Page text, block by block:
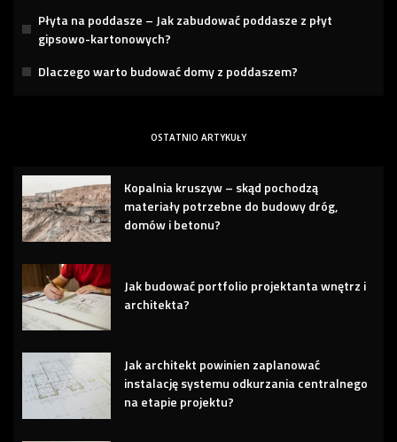
Płyta na poddasze – Jak zabudować poddasze z płyt
gipsowo-kartonowych?
Dlaczego warto budować domy z poddaszem?
OSTATNIO ARTYKUŁY
Kopalnia kruszyw – skąd pochodzą
materiały potrzebne do budowy dróg,
domów i betonu?
Jak budować portfolio projektanta wnętrz i
architekta?
Jak architekt powinien zaplanować
instalację systemu odkurzania centralnego
na etapie projektu?